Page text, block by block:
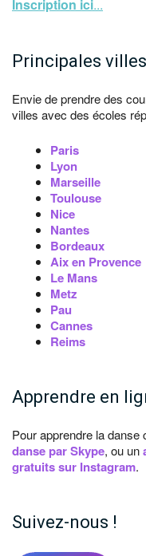
Inscription ici...
Principales villes
Envie de prendre des
villes avec des écoles
Paris
Lyon
Marseille
Toulouse
Nice
Nantes
Bordeaux
Aix en Provence
Le Mans
Metz
Pau
Cannes
Reims
Apprendre en
Pour apprendre la
danse par Skype, ou un
gratuits sur Instagram.
Suivez-nous !